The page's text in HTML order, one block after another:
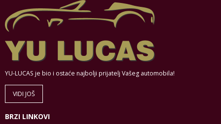
YU-LUCAS je bio i ostaće najbolji prijatelj Vašeg automobila!
VIDI JOŠ
BRZI LINKOVI